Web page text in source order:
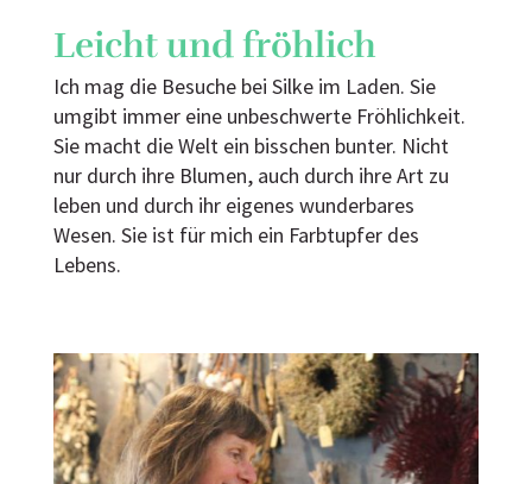
Leicht und fröhlich
Ich mag die Besuche bei Silke im Laden. Sie
umgibt immer eine unbeschwerte Fröhlichkeit.
Sie macht die Welt ein bisschen bunter. Nicht
nur durch ihre Blumen, auch durch ihre Art zu
leben und durch ihr eigenes wunderbares
Wesen. Sie ist für mich ein Farbtupfer des
Lebens.